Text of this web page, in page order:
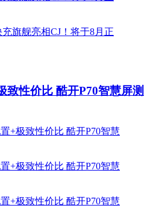
致性价比 酷开P70智慧屏测